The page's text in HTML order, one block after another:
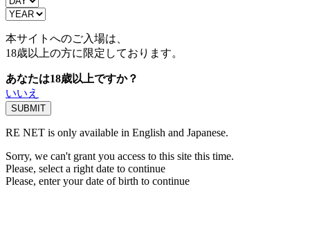
本サイトへのご入場は、
18歳以上の方に限定しております。
あなたは18歳以上ですか？
いいえ
RE NET is only available in English and Japanese.
Sorry, we can't grant you access to this site this time.
Please, select a right date to continue
Please, enter your date of birth to continue